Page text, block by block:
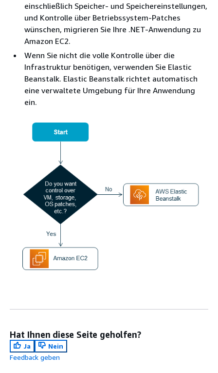
einschließlich Speicher- und Speichereinstellungen,
und Kontrolle über Betriebssystem-Patches
wünschen, migrieren Sie Ihre .NET-Anwendung zu
Amazon EC2.
Wenn Sie nicht die volle Kontrolle über die
Infrastruktur benötigen, verwenden Sie Elastic
Beanstalk. Elastic Beanstalk richtet automatisch
eine verwaltete Umgebung für Ihre Anwendung
ein.
Hat Ihnen diese Seite geholfen?
Ja
Nein
Feedback geben